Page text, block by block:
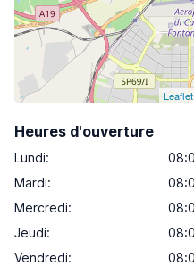
Leaflet
Heures d'ouverture
Lundi:
Mardi:
Mercredi:
Jeudi:
Vendredi: